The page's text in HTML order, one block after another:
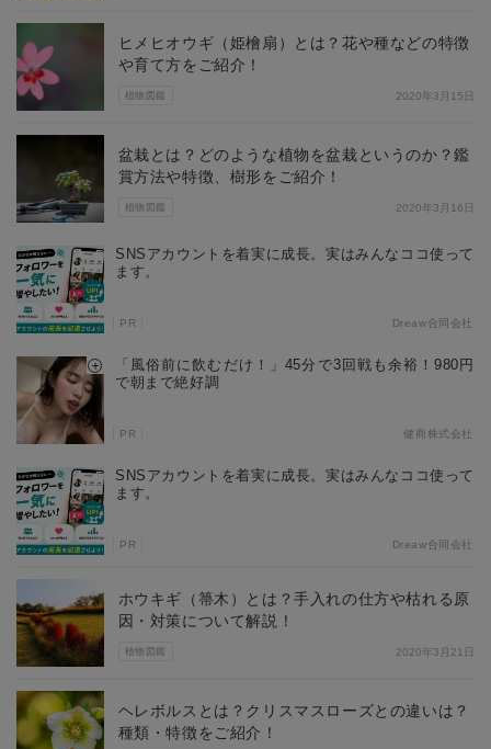
植物図鑑
ヒメヒオウギ（姫檜扇）とは？花や種などの特徴
や育て方をご紹介！
2020年3月15日
植物図鑑
盆栽とは？どのような植物を盆栽というのか？鑑
賞方法や特徴、樹形をご紹介！
2020年3月16日
SNSアカウントを着実に成長。実はみんなココ使って
ます。
PR Dreaw合同会社
「風俗前に飲むだけ！」45分で3回戦も余裕！980円
で朝まで絶好調
PR 健商株式会社
SNSアカウントを着実に成長。実はみんなココ使って
ます。
PR Dreaw合同会社
植物図鑑
ホウキギ（箒木）とは？手入れの仕方や枯れる原
因・対策について解説！
2020年3月21日
ヘレボルスとは？クリスマスローズとの違いは？
種類・特徴をご紹介！